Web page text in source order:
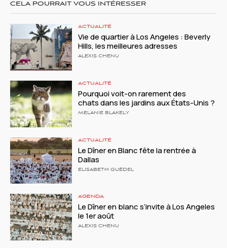
CELA POURRAIT VOUS INTÉRESSER
ACTUALITÉ
Vie de quartier à Los Angeles : Beverly
Hills, les meilleures adresses
ALEXIS CHENU
ACTUALITÉ
Pourquoi voit-on rarement des
chats dans les jardins aux États-Unis ?
MELANIE BLAKELY
ACTUALITÉ
Le Dîner en Blanc fête la rentrée à
Dallas
ELISABETH GUÉDEL
AGENDA
Le Dîner en blanc s’invite à Los Angeles
le 1er août
ALEXIS CHENU